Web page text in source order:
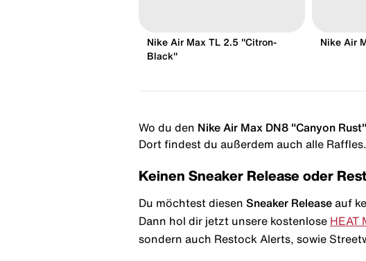
Nike Air Max TL 2.5 "Citron-
Black"
Nike Air
Wo du den Nike Air Max DN8 "Canyon Rust"
Dort findest du außerdem auch alle Raffles.
Keinen Sneaker Release oder
Du möchtest diesen Sneaker Release auf
Dann hol dir jetzt unsere kostenlose HEAT
sondern auch Restock Alerts, sowie